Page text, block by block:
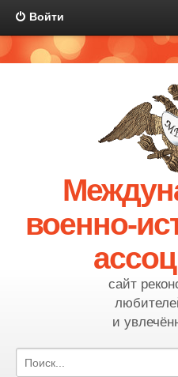
Войти
военно-
сайт
и